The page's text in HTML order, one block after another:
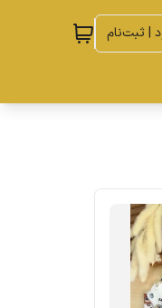
| ثبت‌نام